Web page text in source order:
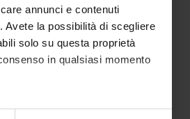
annunci e contenuti
Avete la possibilità di scegliere
solo su questa proprietà
in qualsiasi momento